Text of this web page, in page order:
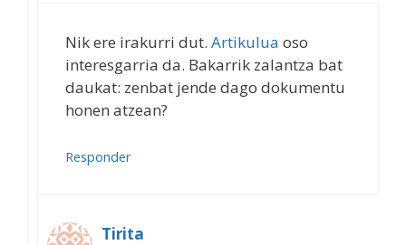
Nik ere irakurri dut. Artikulua oso
interesgarria da. Bakarrik zalantza bat
daukat: zenbat jende dago dokumentu
honen atzean?
Responder
Tirita